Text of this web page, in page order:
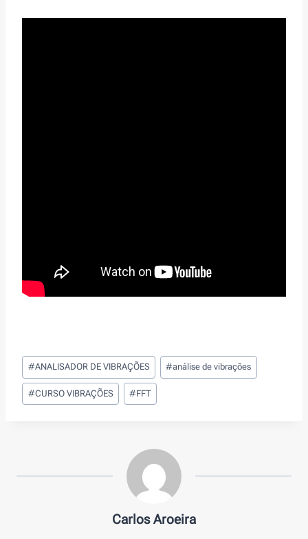
Post
Tags:
#ANALISADOR DE VIBRAÇÕES #análise de vibrações
#CURSO VIBRAÇÕES #FFT
Carlos Aroeira